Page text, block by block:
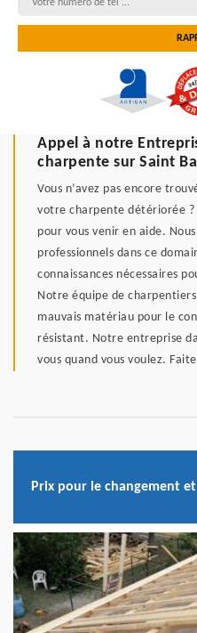
Appel à notre
charpente sur Saint
Vous n’avez pas encore
votre charpente détériorée ?
pour vous venir en aide.
professionnels dans ce
connaissances nécessaires
Notre équipe de
mauvais matériau pour le
résistant. Notre entreprise
vous quand vous voulez.
Prix pour le changement